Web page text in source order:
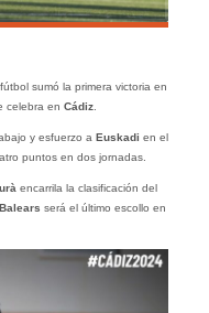
sumó la primera victoria en
celebra en Cádiz.
y esfuerzo a Euskadi en el
puntos en dos jornadas.
encarrila la clasificación del
Balears será el último escollo en